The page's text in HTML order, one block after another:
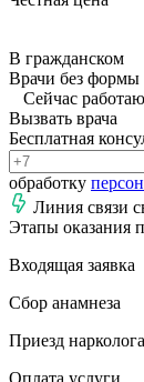
В гражданском
Врачи без формы
Сейчас
Вызвать врача
Бесплатная
обработку
Линия связи
Этапы оказания
Входящая заявка
Сбор анамнеза
Приезд нарколога
Оплата услуги